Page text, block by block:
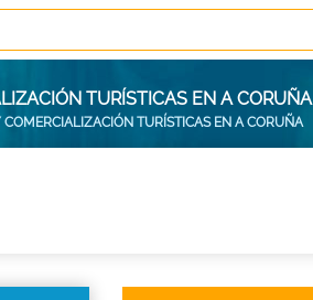
TURÍSTICAS EN A CORUÑA
TURÍSTICAS EN A CORUÑA